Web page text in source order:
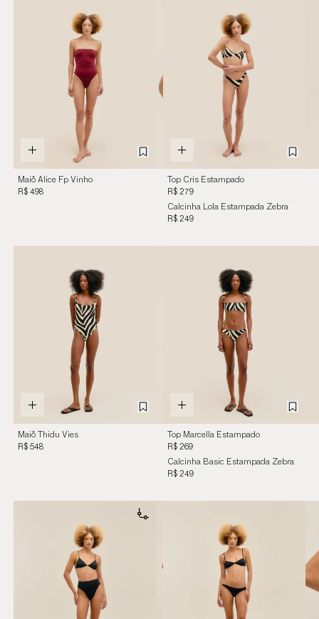
Maiô Alice Fp Vinho
Marsala
R$ 498
Top Cris Estampado
Zebra Diagonal
R$ 279
Calcinha Lola Estampada Zebra
Diagonal
R$ 249
Maiô Thidu Vies
Estampado Zebra
R$ 548
Top Marcella Estampado
Zebra Diagonal
R$ 269
Calcinha Basic Estampada Zebra
Diagonal
R$ 249